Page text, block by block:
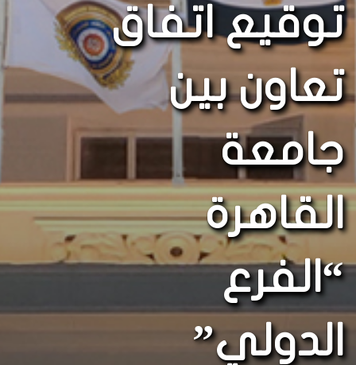
توقيع اتفاق
تعاون بين
جامعة
القاهرة
“الفرع
الدولي”